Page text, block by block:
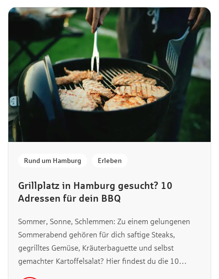
Grillplatz in Hamburg gesucht? 10
Adressen für dein BBQ
Rund um Hamburg Erleben
Sommer, Sonne, Schlemmen: Zu einem gelungenen
Sommerabend gehören für dich saftige Steaks,
gegrilltes Gemüse, Kräuterbaguette und selbst
gemachter Kartoffelsalat? Hier findest du die 10